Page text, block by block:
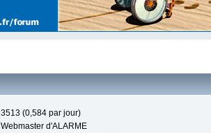
3513 (0,584 par jour)
Webmaster d'ALARME